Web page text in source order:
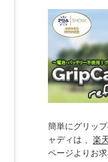
簡単にグリッ
ャディは 、 楽
ページよりお求